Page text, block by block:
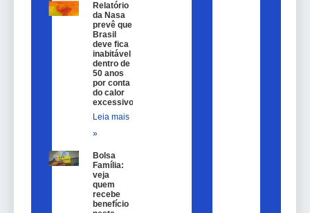
Relatório
da Nasa
prevê que
Brasil
deve fica
inabitável
dentro de
50 anos
por conta
do calor
excessivo
Leia mais
»
Bolsa
Família:
veja
quem
recebe
benefício